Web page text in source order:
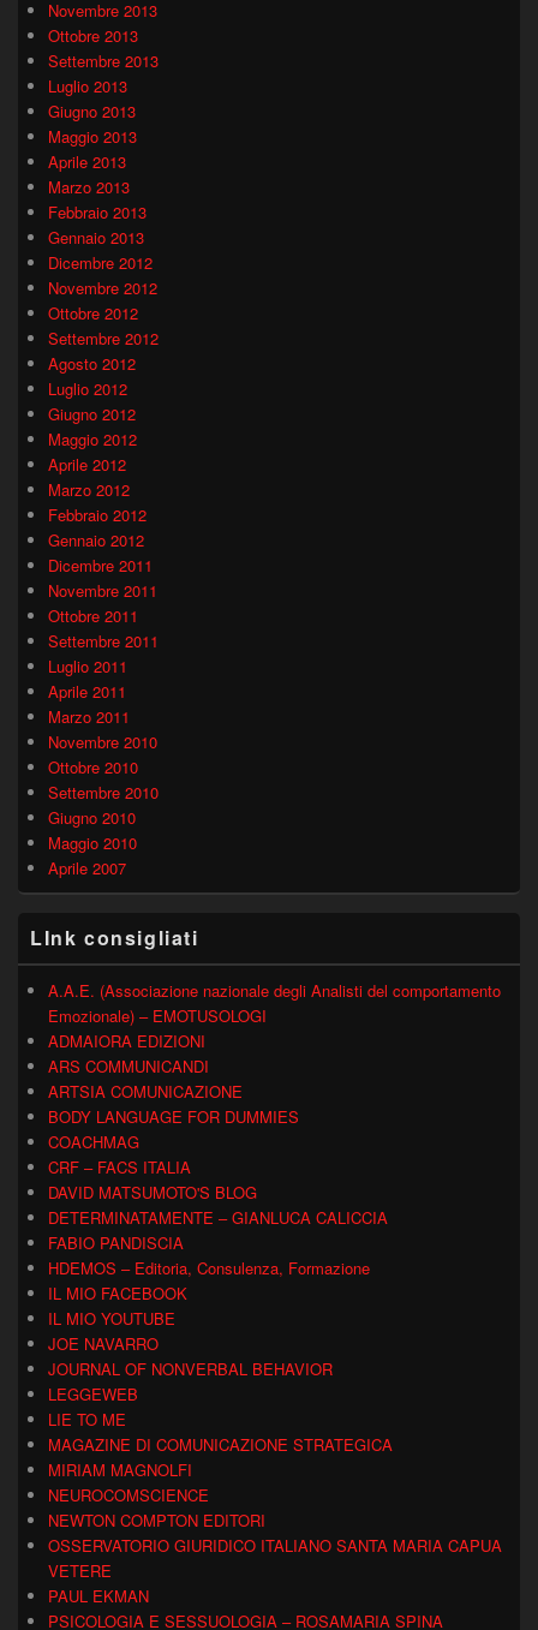
Novembre 2013
Ottobre 2013
Settembre 2013
Luglio 2013
Giugno 2013
Maggio 2013
Aprile 2013
Marzo 2013
Febbraio 2013
Gennaio 2013
Dicembre 2012
Novembre 2012
Ottobre 2012
Settembre 2012
Agosto 2012
Luglio 2012
Giugno 2012
Maggio 2012
Aprile 2012
Marzo 2012
Febbraio 2012
Gennaio 2012
Dicembre 2011
Novembre 2011
Ottobre 2011
Settembre 2011
Luglio 2011
Aprile 2011
Marzo 2011
Novembre 2010
Ottobre 2010
Settembre 2010
Giugno 2010
Maggio 2010
Aprile 2007
LInk consigliati
A.A.E. (Associazione nazionale degli Analisti del comportamento
Emozionale) – EMOTUSOLOGI
ADMAIORA EDIZIONI
ARS COMMUNICANDI
ARTSIA COMUNICAZIONE
BODY LANGUAGE FOR DUMMIES
COACHMAG
CRF – FACS ITALIA
DAVID MATSUMOTO'S BLOG
DETERMINATAMENTE – GIANLUCA CALICCIA
FABIO PANDISCIA
HDEMOS – Editoria, Consulenza, Formazione
IL MIO FACEBOOK
IL MIO YOUTUBE
JOE NAVARRO
JOURNAL OF NONVERBAL BEHAVIOR
LEGGEWEB
LIE TO ME
MAGAZINE DI COMUNICAZIONE STRATEGICA
MIRIAM MAGNOLFI
NEUROCOMSCIENCE
NEWTON COMPTON EDITORI
OSSERVATORIO GIURIDICO ITALIANO SANTA MARIA CAPUA
VETERE
PAUL EKMAN
PSICOLOGIA E SESSUOLOGIA – ROSAMARIA SPINA